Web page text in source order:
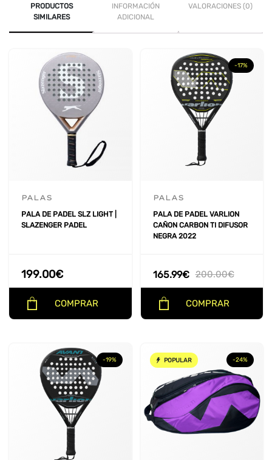
PRODUCTOS
SIMILARES
INFORMACIÓN
ADICIONAL
VALORACIONES (0)
PALAS
PALA DE PADEL SLZ LIGHT |
SLAZENGER PADEL
199.00€
COMPRAR
-17%
PALAS
PALA DE PADEL VARLION
CAÑON CARBON TI DIFUSOR
NEGRA 2022
200.00€
165.99€
COMPRAR
-19% POPULAR -24%